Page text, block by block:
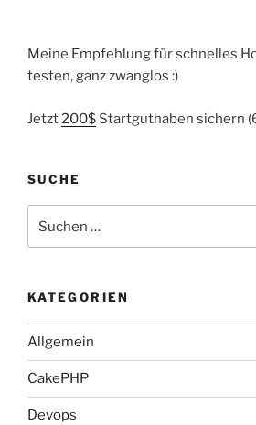
Meine Empfehlung für schnelles
testen, ganz zwanglos :)
Jetzt200$ Startguthaben sichern
SUCHE
nach:
KATEGORIEN
Allgemein
CakePHP
Devops